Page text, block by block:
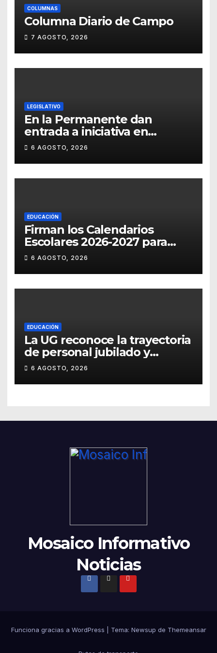
COLUMNAS
Columna Diario de Campo
7 AGOSTO, 2026
LEGISLATIVO
En la Permanente dan
entrada a iniciativa en
materia notarial
6 AGOSTO, 2026
EDUCACIÓN
Firman los Calendarios
Escolares 2026-2027 para
Guanajuato
6 AGOSTO, 2026
EDUCACIÓN
La UG reconoce la trayectoria
de personal jubilado y
agradece su legado
6 AGOSTO, 2026
Mosaico Informativo
Noticias
Funciona gracias a WordPress Tema: Newsup de Themeansar